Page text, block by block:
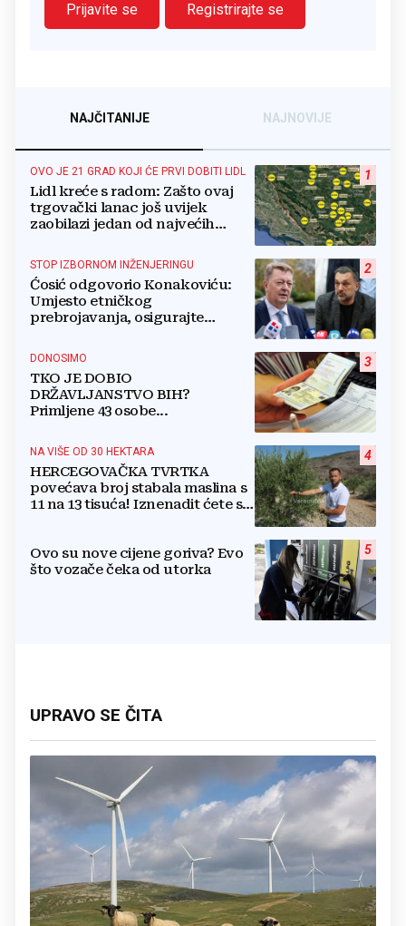
Prijavite se
Registrirajte se
NAJČITANIJE NAJNOVIJE
1
OVO JE 21 GRAD KOJI ĆE PRVI DOBITI LIDL
Lidl kreće s radom: Zašto ovaj
trgovački lanac još uvijek
zaobilazi jedan od najvećih
2
STOP IZBORNOM INŽENJERINGU
Ćosić odgovorio Konakoviću:
Umjesto etničkog
prebrojavanja, osigurajte
3
DONOSIMO
TKO JE DOBIO
DRŽAVLJANSTVO BIH?
Primljene 43 osobe...
4
NA VIŠE OD 30 HEKTARA
HERCEGOVAČKA TVRTKA
povećava broj stabala maslina s
11 na 13 tisuća! Iznenadit ćete se
5
Ovo su nove cijene goriva? Evo
što vozače čeka od utorka
UPRAVO SE ČITA